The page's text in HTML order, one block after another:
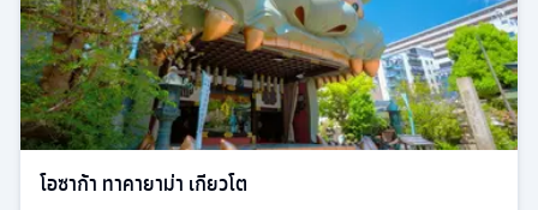
โอซาก้า ทาคายาม่า เกียวโต